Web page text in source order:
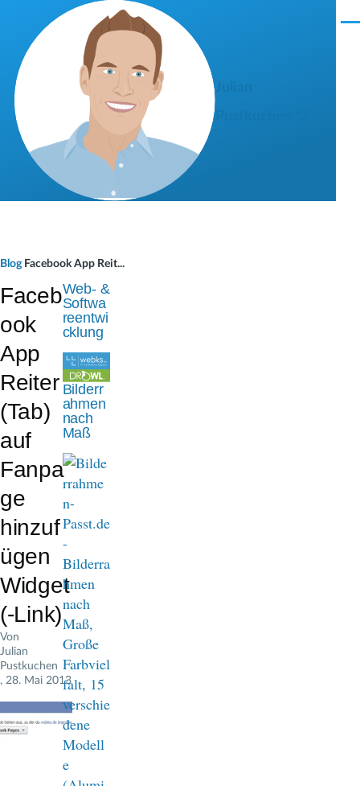
Direkt zum Inhalt
M
a
d
n
a
v
i
g
a
t
i
o
n
Blog Facebook App Reit...
Faceb
ook
App
Reiter
(Tab)
auf
Fanpa
ge
hinzuf
ügen
Widget
(-Link)
Von
Julian
Pustkuchen
, 28. Mai 2013
Web- &
Softwa
reentwi
cklung
Bilderr
ahmen
nach
Maß